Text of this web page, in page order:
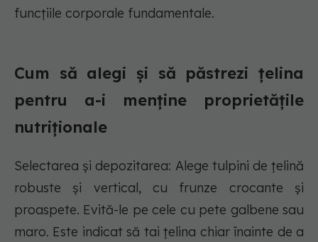
funcțiile corporale fundamentale.
Cum să alegi și să păstrezi țelina
pentru a-i menține proprietățile
nutriționale
Selectarea și depozitarea: Alege tulpini de țelină
robuste și vertical, cu frunze crocante și
proaspete. Evită-le pe cele cu pete galbene sau
maro. Este indicat să tai țelina chiar înainte de a